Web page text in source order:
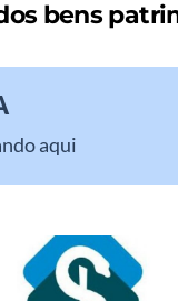
bens
aqui